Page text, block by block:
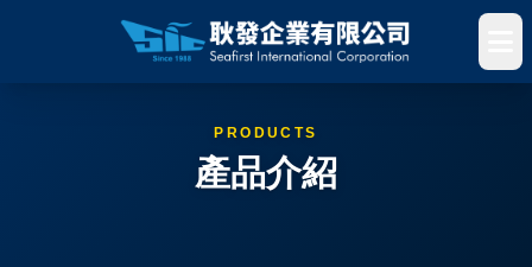
PRODUCTS
產品介紹